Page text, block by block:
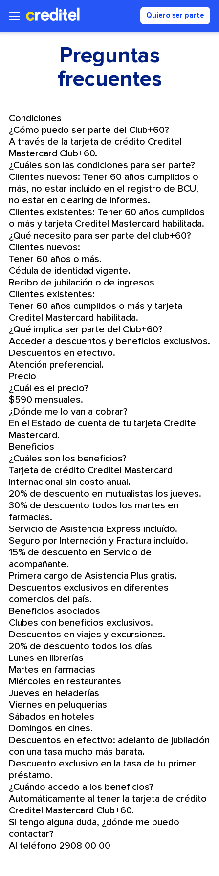
Quiero ser parte
Preguntas
frecuentes
Condiciones
¿Cómo puedo ser parte del Club+60?
A través de la tarjeta de crédito Creditel
Mastercard Club+60.
¿Cuáles son las condiciones para ser parte?
Clientes nuevos: Tener 60 años cumplidos o
más, no estar incluido en el registro de BCU,
no estar en clearing de informes.
Clientes existentes: Tener 60 años cumplidos
o más y tarjeta Creditel Mastercard habilitada.
¿Qué necesito para ser parte del club+60?
Clientes nuevos:
Tener 60 años o más.
Cédula de identidad vigente.
Recibo de jubilación o de ingresos
Clientes existentes:
Tener 60 años cumplidos o más y tarjeta
Creditel Mastercard habilitada.
¿Qué implica ser parte del Club+60?
Acceder a descuentos y beneficios exclusivos.
Descuentos en efectivo.
Atención preferencial.
Precio
¿Cuál es el precio?
$590 mensuales.
¿Dónde me lo van a cobrar?
En el Estado de cuenta de tu tarjeta Creditel
Mastercard.
Beneficios
¿Cuáles son los beneficios?
Tarjeta de crédito Creditel Mastercard
Internacional sin costo anual.
20% de descuento en mutualistas los jueves.
30% de descuento todos los martes en
farmacias.
Servicio de Asistencia Express incluído.
Seguro por Internación y Fractura incluído.
15% de descuento en Servicio de
acompañante.
Primera cargo de Asistencia Plus gratis.
Descuentos exclusivos en diferentes
comercios del país.
Beneficios asociados
Clubes con beneficios exclusivos.
Descuentos en viajes y excursiones.
20% de descuento todos los días
Lunes en librerías
Martes en farmacias
Miércoles en restaurantes
Jueves en heladerías
Viernes en peluquerías
Sábados en hoteles
Domingos en cines.
Descuentos en efectivo: adelanto de jubilación
con una tasa mucho más barata.
Descuento exclusivo en la tasa de tu primer
préstamo.
¿Cuándo accedo a los beneficios?
Automáticamente al tener la tarjeta de crédito
Creditel Mastercard Club+60.
Si tengo alguna duda, ¿dónde me puedo
contactar?
Al teléfono 2908 00 00